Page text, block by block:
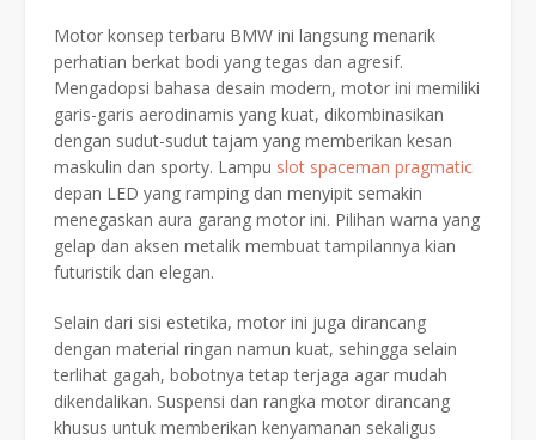
Motor konsep terbaru BMW ini langsung menarik
perhatian berkat bodi yang tegas dan agresif.
Mengadopsi bahasa desain modern, motor ini memiliki
garis-garis aerodinamis yang kuat, dikombinasikan
dengan sudut-sudut tajam yang memberikan kesan
maskulin dan sporty. Lampu slot spaceman pragmatic
depan LED yang ramping dan menyipit semakin
menegaskan aura garang motor ini. Pilihan warna yang
gelap dan aksen metalik membuat tampilannya kian
futuristik dan elegan.
Selain dari sisi estetika, motor ini juga dirancang
dengan material ringan namun kuat, sehingga selain
terlihat gagah, bobotnya tetap terjaga agar mudah
dikendalikan. Suspensi dan rangka motor dirancang
khusus untuk memberikan kenyamanan sekaligus